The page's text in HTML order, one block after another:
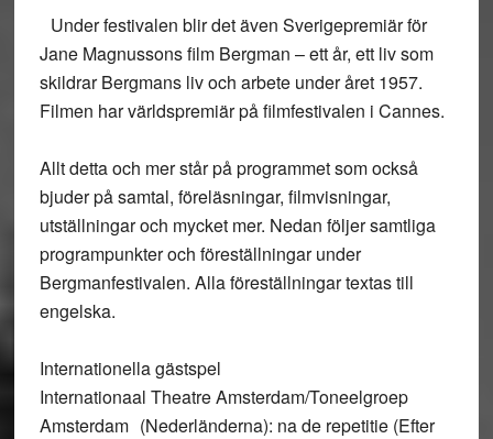
Under festivalen blir det även Sverigepremiär för
Jane Magnussons film Bergman – ett år, ett liv som
skildrar Bergmans liv och arbete under året 1957.
Filmen har världspremiär på filmfestivalen i Cannes.
Allt detta och mer står på programmet som också
bjuder på samtal, föreläsningar, filmvisningar,
utställningar och mycket mer. Nedan följer samtliga
programpunkter och föreställningar under
Bergmanfestivalen. Alla föreställningar textas till
engelska.
Internationella gästspel
Internationaal Theatre Amsterdam/Toneelgroep
Amsterdam (Nederländerna): na de repetitie (Efter